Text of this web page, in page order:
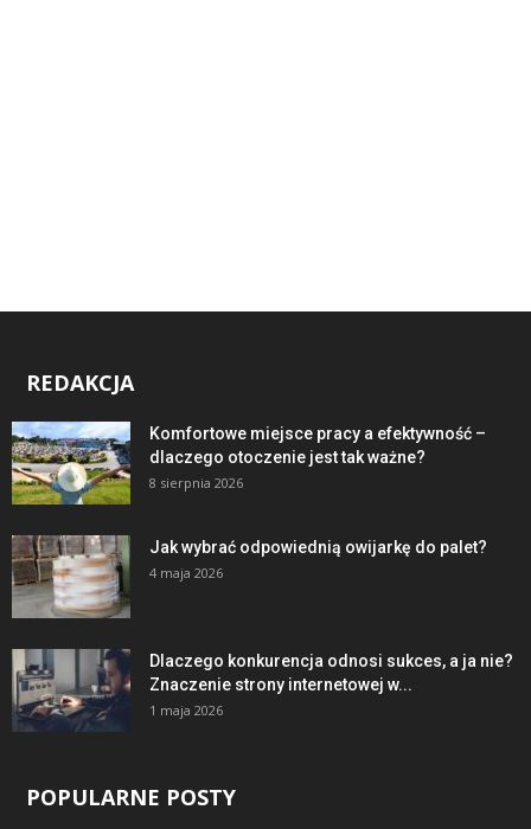
REDAKCJA
Komfortowe miejsce pracy a efektywność –
dlaczego otoczenie jest tak ważne?
8 sierpnia 2026
Jak wybrać odpowiednią owijarkę do palet?
4 maja 2026
Dlaczego konkurencja odnosi sukces, a ja nie?
Znaczenie strony internetowej w...
1 maja 2026
POPULARNE POSTY